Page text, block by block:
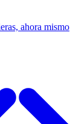
ahora mismo